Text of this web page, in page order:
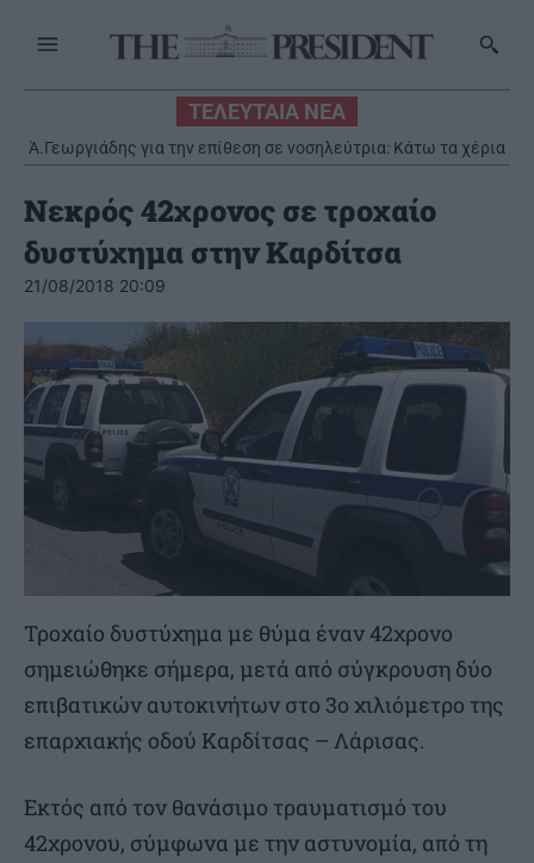
ΤΕΛΕΥΤΑΙΑ ΝΕΑ
Ά.Γεωργιάδης για την επίθεση σε νοσηλεύτρια: Κάτω τα χέρια
από το προσωπικό του ΕΣΥ
Νεκρός 42χρονος σε τροχαίο
δυστύχημα στην Καρδίτσα
21/08/2018 20:09
Τροχαίο δυστύχημα με θύμα έναν 42χρονο
σημειώθηκε σήμερα, μετά από σύγκρουση δύο
επιβατικών αυτοκινήτων στο 3ο χιλιόμετρο της
επαρχιακής οδού Καρδίτσας – Λάρισας.
Εκτός από τον θανάσιμο τραυματισμό του
42χρονου, σύμφωνα με την αστυνομία, από τη